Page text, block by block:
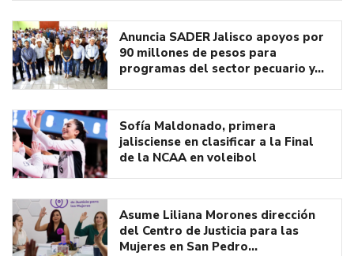
Anuncia SADER Jalisco apoyos por
90 millones de pesos para
programas del sector pecuario y…
Sofía Maldonado, primera
jalisciense en clasificar a la Final
de la NCAA en voleibol
Asume Liliana Morones dirección
del Centro de Justicia para las
Mujeres en San Pedro…